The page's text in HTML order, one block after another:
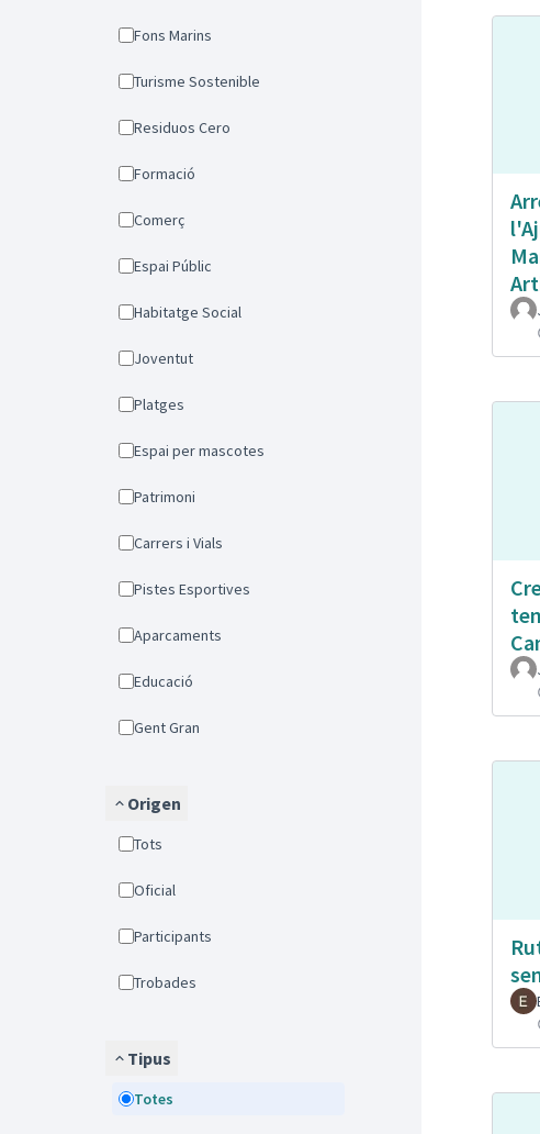
Fons Marins
Turisme Sostenible
Residuos Cero
Formació
Comerç
Espai Públic
Habitatge Social
Joventut
Platges
Espai per mascotes
Patrimoni
Carrers i Vials
Pistes Esportives
Aparcaments
Educació
Gent Gran
Origen
Tots
Oficial
Participants
Trobades
Tipus
Totes